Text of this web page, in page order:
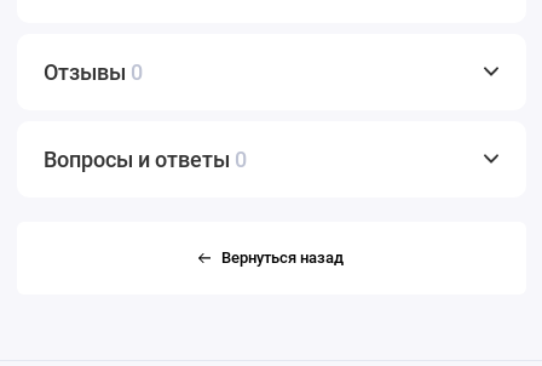
Отзывы 0
Вопросы и ответы 0
Вернуться назад